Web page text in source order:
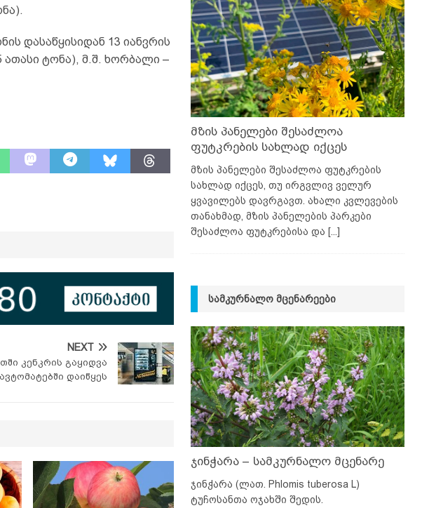
დასაწყისიდან 13 იანვრის
ათასი ტონა), მ.შ. ხორბალი –
NEXT
კენკრის გაყიდვა
ავტომატებში დაიწყეს
მზის პანელები შესაძლოა
ფუტკრების სახლად იქცეს
მზის პანელები შესაძლოა ფუტკრების
სახლად იქცეს, თუ ირგვლივ ველურ
ყვავილებს დავრგავთ. ახალი კვლევების
თანახმად, მზის პანელების პარკები
შესაძლოა ფუტკრებისა და [...]
ᲡᲐᲛᲙᲣᲠᲜᲐᲚᲝ ᲛᲪᲔᲜᲐᲠᲔᲔᲑᲘ
ჯინჭარა – სამკურნალო მცენარე
ჯინჭარა (ლათ. Phlomis tuberosa L)
ტუჩოსანთა ოჯახში შედის.